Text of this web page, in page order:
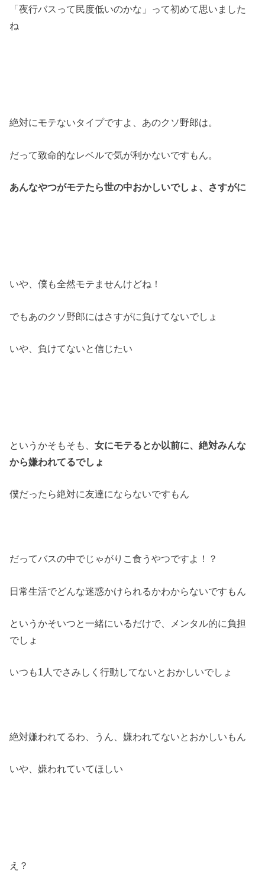
「夜行バスって民度低いのかな」って初めて思いました
ね
絶対にモテないタイプですよ、あのクソ野郎は。
だって致命的なレベルで気が利かないですもん。
あんなやつがモテたら世の中おかしいでしょ、さすがに
いや、僕も全然モテませんけどね！
でもあのクソ野郎にはさすがに負けてないでしょ
いや、負けてないと信じたい
というかそもそも、女にモテるとか以前に、絶対みんな
から嫌われてるでしょ
僕だったら絶対に友達にならないですもん
だってバスの中でじゃがりこ食うやつですよ！？
日常生活でどんな迷惑かけられるかわからないですもん
というかそいつと一緒にいるだけで、メンタル的に負担
でしょ
いつも1人でさみしく行動してないとおかしいでしょ
絶対嫌われてるわ、うん、嫌われてないとおかしいもん
いや、嫌われていてほしい
え？